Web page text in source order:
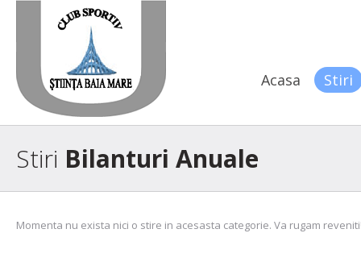
Acasa Stiri
Stiri Bilanturi Anuale
Momenta nu exista nici o stire in acesasta categorie. Va rugam